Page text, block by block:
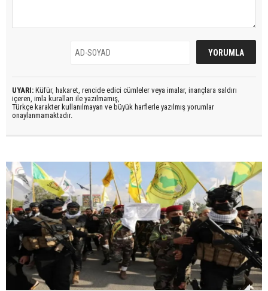
UYARI: Küfür, hakaret, rencide edici cümleler veya imalar, inançlara saldırı
içeren, imla kuralları ile yazılmamış,
Türkçe karakter kullanılmayan ve büyük harflerle yazılmış yorumlar
onaylanmamaktadır.